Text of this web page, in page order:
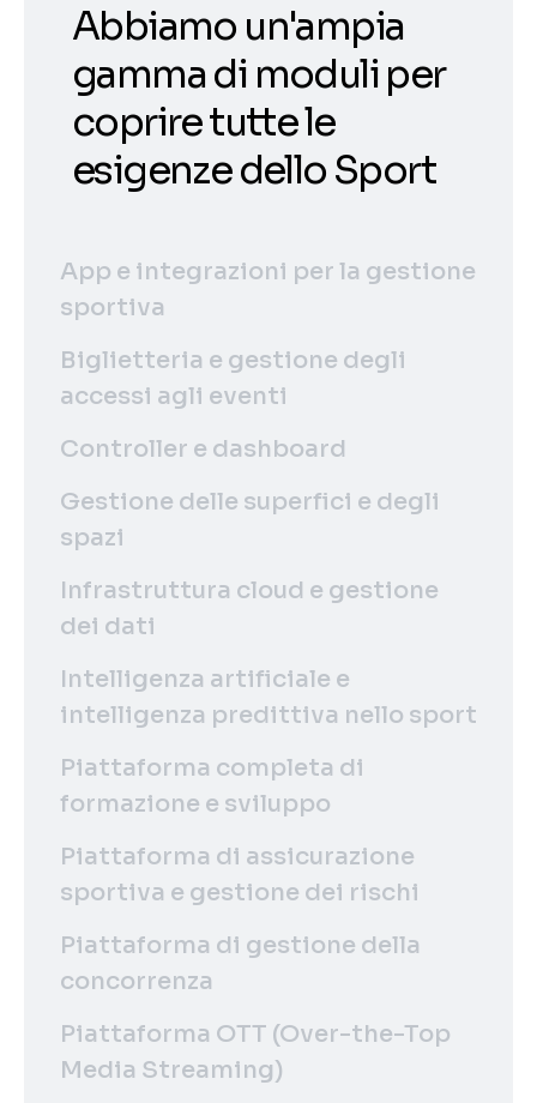
Abbiamo un'ampia
gamma di moduli per
coprire tutte le
esigenze dello Sport
App e integrazioni per la gestione
sportiva
Biglietteria e gestione degli
accessi agli eventi
Controller e dashboard
Gestione delle superfici e degli
spazi
Infrastruttura cloud e gestione
dei dati
Intelligenza artificiale e
intelligenza predittiva nello sport
Piattaforma completa di
formazione e sviluppo
Piattaforma di assicurazione
sportiva e gestione dei rischi
Piattaforma di gestione della
concorrenza
Piattaforma OTT (Over-the-Top
Media Streaming)